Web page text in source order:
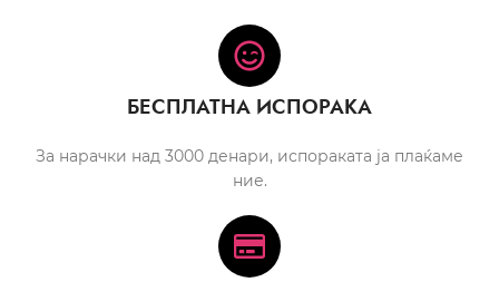
БЕСПЛАТНА ИСПОРАКА
За нарачки над 3000 денари, испораката ја плаќаме
ние.